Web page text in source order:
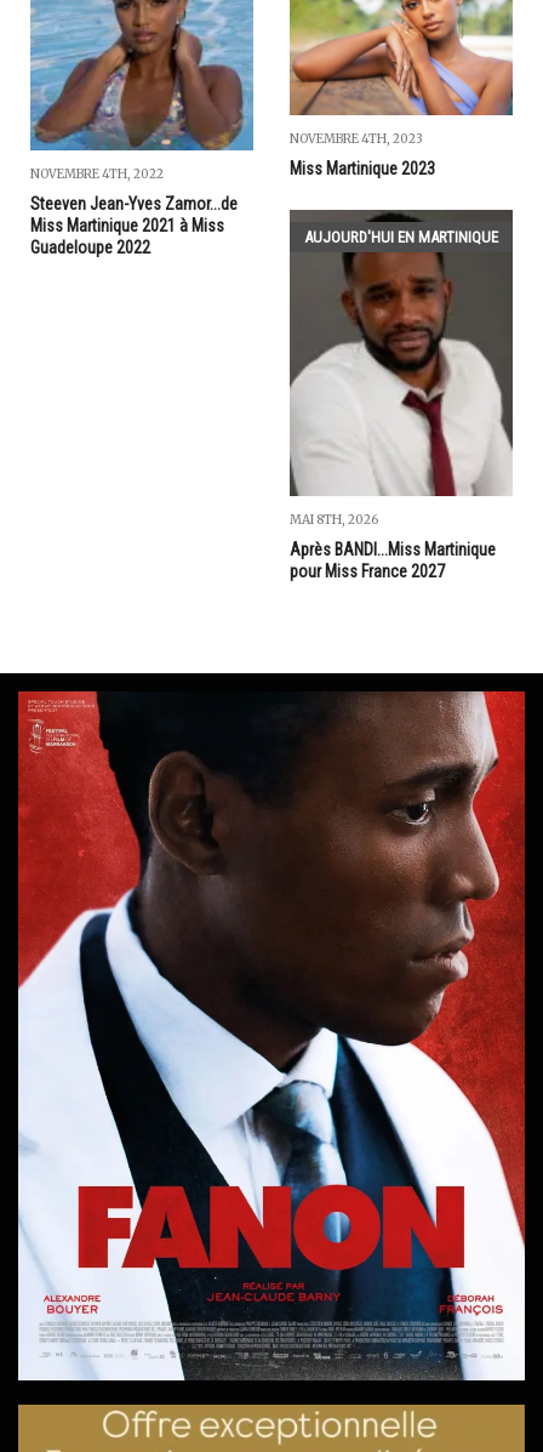
NOVEMBRE 4TH, 2022
Steeven Jean-Yves Zamor...de
Miss Martinique 2021 à Miss
Guadeloupe 2022
NOVEMBRE 4TH, 2023
Miss Martinique 2023
AUJOURD'HUI EN MARTINIQUE
MAI 8TH, 2026
Après BANDI...Miss Martinique
pour Miss France 2027